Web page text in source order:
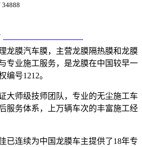
34888
龙膜汽车膜，主营龙膜隔热膜和龙膜
专业施工服务，是龙膜在中国较早一
编号1212。
大师级技师团队，专业的无尘施工车
服务体系，上万辆车次的丰富施工经
已连续为中国龙膜车主提供了18年专